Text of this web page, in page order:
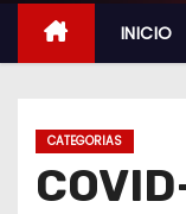
i
INICIO
CATEGORIAS